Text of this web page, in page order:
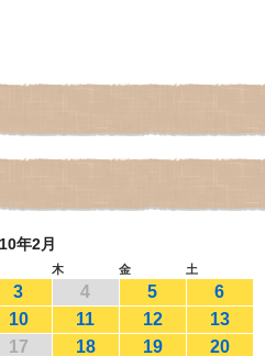
年2月
木 金 土
3 4 5
6
10 11 12
13
17 18 19 20